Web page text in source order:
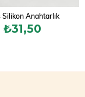
Silikon Anahtarlık
₺31,50